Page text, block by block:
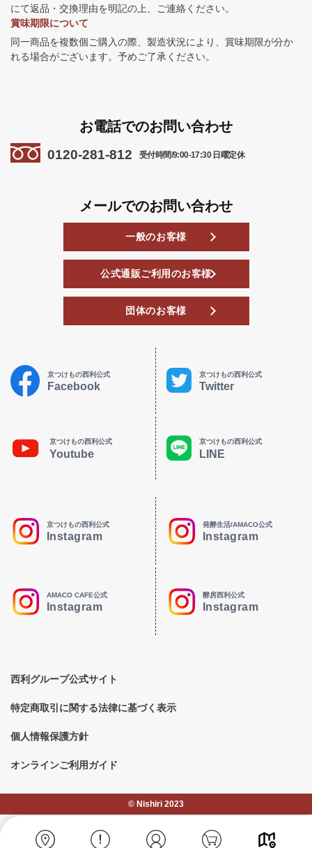
にて返品・交換理由を明記の上、ご連絡ください。
賞味期限について
同一商品を複数個ご購入の際、製造状況により、賞味期限が分か
れる場合がございます。予めご了承ください。
お電話でのお問い合わせ
0120-281-812 受付時間/9:00-17:30 日曜定休
メールでのお問い合わせ
一般のお客様
公式通販ご利用のお客様
団体のお客様
京つけもの西利公式
Facebook
京つけもの西利公式
Twitter
京つけもの西利公式
Youtube
京つけもの西利公式
LINE
京つけもの西利公式
Instagram
発酵生活/AMACO公式
Instagram
AMACO CAFE公式
Instagram
酵房西利公式
Instagram
西利グループ公式サイト
特定商取引に関する法律に基づく表示
個人情報保護方針
オンラインご利用ガイド
©︎ Nishiri 2023